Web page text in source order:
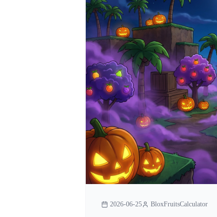
2026-06-25 BloxFruitsCalculator